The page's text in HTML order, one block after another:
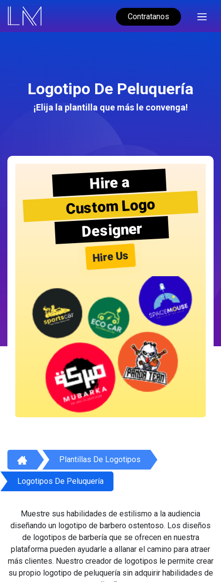
Contratanos
Logotipo De Peluquería
¡Elija la plantilla que más le convenga!
Hire a
Custom Logo
Designer
Hire Us
Plantillas De Logotipos
Logotipos De Peluquería
Muestre sus habilidades de estilismo a la audiencia
diseñando un logotipo de barbero ostentoso. Los diseños
de logotipos de barbería que se ofrecen en nuestra
plataforma pueden ayudarle a allanar el camino para atraer
más clientes. Nuestro creador de logotipos le permite crear
su propio logotipo de peluquería sin adquirir habilidades de